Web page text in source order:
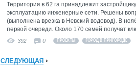
Территория в 62 га принадлежит
эксплуатацию инженерные сети. Решены
(выполнена врезка в Невский водовод). В
первой очереди. Около 170 семей получат
392 0 ПРОЕКТЫ ГОРОД В ПРИГОРОДЕ
СЛЕДУЮЩАЯ